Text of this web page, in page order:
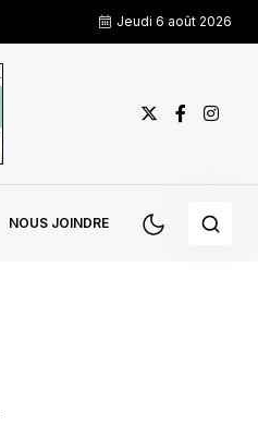
Jeudi 6 août 2026
NOUS JOINDRE